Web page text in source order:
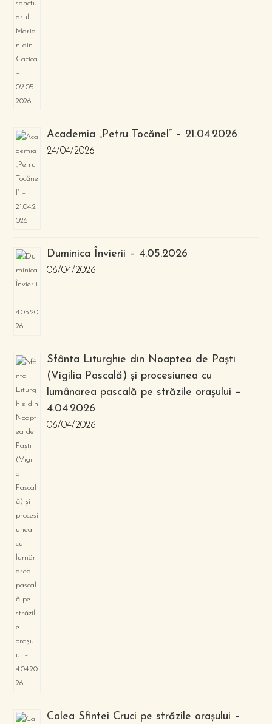
Academia „Petru Tocănel” – 21.04.2026
24/04/2026
Duminica Învierii – 4.05.2026
06/04/2026
Sfânta Liturghie din Noaptea de Paști
(Vigilia Pascală) și procesiunea cu
lumânarea pascală pe străzile orașului –
4.04.2026
06/04/2026
Calea Sfintei Cruci pe străzile orașului –